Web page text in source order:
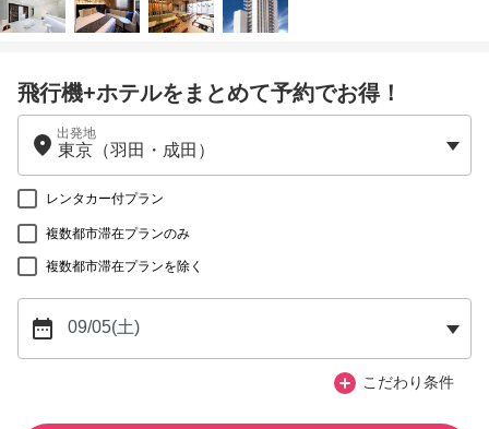
飛行機+ホテルをまとめて予約でお得！
出発地
レンタカー付プラン
複数都市滞在プランのみ
複数都市滞在プランを除く
こだわり条件